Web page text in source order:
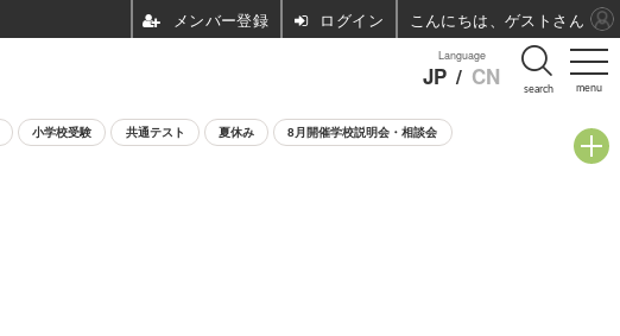
menu
Language
JP / CN search
小学校受験 共通テスト 夏休み 8月開催学校説明会・相談会
ログイン こんにちは、ゲストさん